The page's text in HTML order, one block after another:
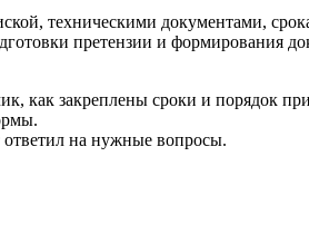
техническими документами,
претензии и формирования
как закреплены сроки и порядок
ответил на нужные вопросы.